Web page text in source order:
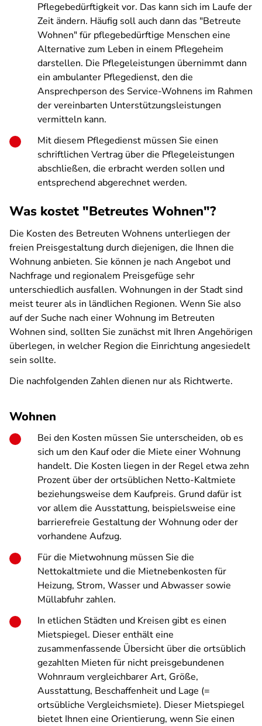
Pflegebedürftigkeit vor. Das kann sich im Laufe der
Zeit ändern. Häufig soll auch dann das "Betreute
Wohnen" für pflegebedürftige Menschen eine
Alternative zum Leben in einem Pflegeheim
darstellen. Die Pflegeleistungen übernimmt dann
ein ambulanter Pflegedienst, den die
Ansprechperson des Service-Wohnens im Rahmen
der vereinbarten Unterstützungsleistungen
vermitteln kann.
Mit diesem Pflegedienst müssen Sie einen
schriftlichen Vertrag über die Pflegeleistungen
abschließen, die erbracht werden sollen und
entsprechend abgerechnet werden.
Was kostet "Betreutes Wohnen"?
Die Kosten des Betreuten Wohnens unterliegen der
freien Preisgestaltung durch diejenigen, die Ihnen die
Wohnung anbieten. Sie können je nach Angebot und
Nachfrage und regionalem Preisgefüge sehr
unterschiedlich ausfallen. Wohnungen in der Stadt sind
meist teurer als in ländlichen Regionen. Wenn Sie also
auf der Suche nach einer Wohnung im Betreuten
Wohnen sind, sollten Sie zunächst mit Ihren Angehörigen
überlegen, in welcher Region die Einrichtung angesiedelt
sein sollte.
Die nachfolgenden Zahlen dienen nur als Richtwerte.
Wohnen
Bei den Kosten müssen Sie unterscheiden, ob es
sich um den Kauf oder die Miete einer Wohnung
handelt. Die Kosten liegen in der Regel etwa zehn
Prozent über der ortsüblichen Netto-Kaltmiete
beziehungsweise dem Kaufpreis. Grund dafür ist
vor allem die Ausstattung, beispielsweise eine
barrierefreie Gestaltung der Wohnung oder der
vorhandene Aufzug.
Für die Mietwohnung müssen Sie die
Nettokaltmiete und die Mietnebenkosten für
Heizung, Strom, Wasser und Abwasser sowie
Müllabfuhr zahlen.
In etlichen Städten und Kreisen gibt es einen
Mietspiegel. Dieser enthält eine
zusammenfassende Übersicht über die ortsüblich
gezahlten Mieten für nicht preisgebundenen
Wohnraum vergleichbarer Art, Größe,
Ausstattung, Beschaffenheit und Lage (=
ortsübliche Vergleichsmiete). Dieser Mietspiegel
bietet Ihnen eine Orientierung, wenn Sie einen